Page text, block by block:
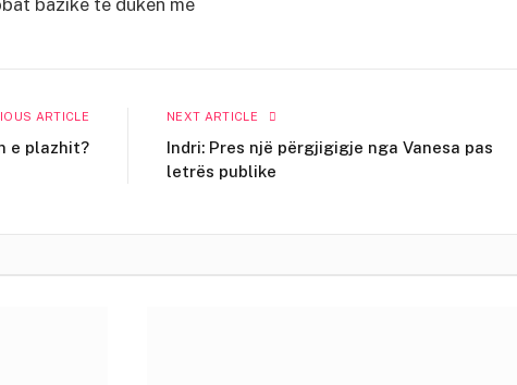
ARTICLE
e plazhit?
NEXT ARTICLE
Indri: Pres një përgjigigje nga Vanesa pas
letrës publike